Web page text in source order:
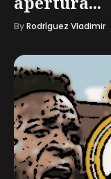
ByRodríguez Vladimir